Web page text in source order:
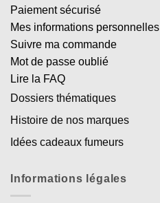
Paiement sécurisé
Mes informations personnelles
Suivre ma commande
Mot de passe oublié
Lire la FAQ
Dossiers thématiques
Histoire de nos marques
Idées cadeaux fumeurs
Informations légales